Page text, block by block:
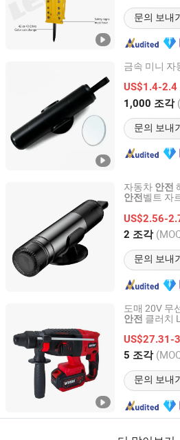
문의 보내
금속 미니 자
US$1.4-2.4
1,000 조각
문의 보내
SHUIFU HANYANG MACHINERY
Yunnan, China 이후
자동차 안전
안전벨트 자
US$2.56-
2 조각
문의 보내
Colpoint Technology Limited
Guangdong, China 이
도매 20V 무
안전 클러치
US$27.31-
5 조각
문의 보내
Qidong Edge Tool Co., Ltd.
Jiangsu, China 이후